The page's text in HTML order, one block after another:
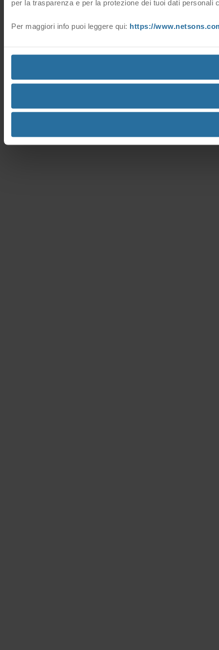
per la trasparenza e per la protezione dei tuoi dati personali
Per maggiori info puoi leggere qui: https://